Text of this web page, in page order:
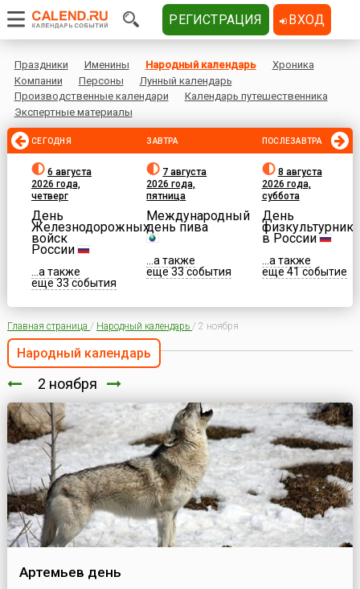
Праздники Именины Народный календарь
Хроника
Компании
Персоны
Лунный календарь
Производственные календари
Календарь путешественника
Экспертные материалы
СЕГОДНЯ
6 августа
2026 года,
четверг
День
Железнодорожных
войск
России
...а также
еще 33 события
ЗАВТРА
7 августа
2026 года,
пятница
Международный
день пива
...а также
еще 33 события
ПОСЛЕЗАВТРА
8 августа
2026 года,
суббота
День
физкультурника
в России
...а также
еще 41 событие
Главная страница / Народный календарь / 2 ноября
Народный календарь
2 ноября
Артемьев день
РЕГИСТРАЦИЯ ВХОД